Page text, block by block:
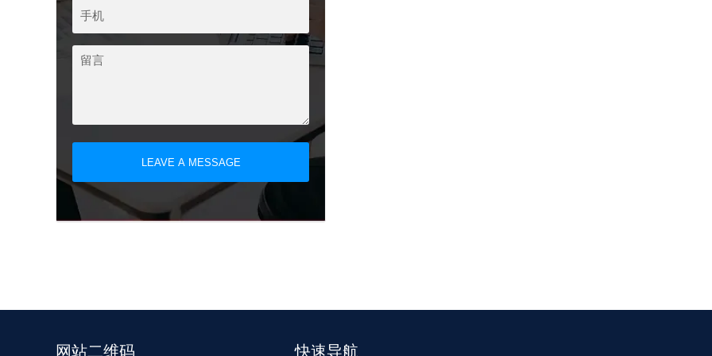
LEAVE A MESSAGE
网站二维码 快速导航